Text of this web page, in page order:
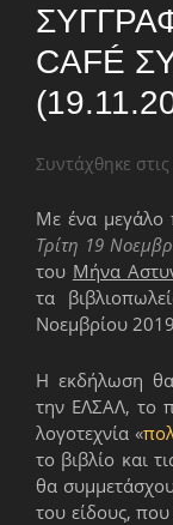
CAFÉ
Συντάχθηκε στις
Με ένα μεγάλο
Τρίτη 19
του Μήνα
τα
Νοεμβρίου
Η εκδήλωση θα
την ΕΛΣΑΛ, το
λογοτεχνία «
το βιβλίο και
θα
του είδους,